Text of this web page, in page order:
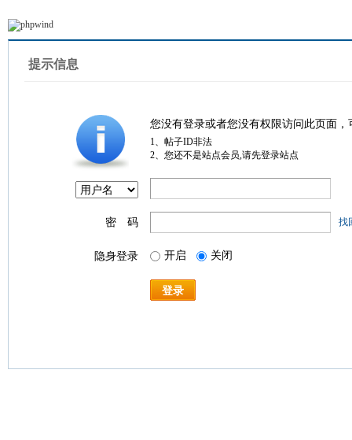
提示信息
您没有登录或者您没有权限访问此页面
1、帖子ID非法
2、您还不是站点会员,请先登录站点
密 码 找
隐身登录 开启 关闭
登录